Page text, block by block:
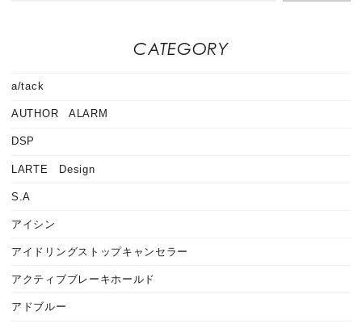
CATEGORY
a/tack
AUTHOR ALARM
DSP
LARTE Design
S.A
アイシン
アイドリングストップキャンセラー
アクティブブレーキホールド
アドブルー